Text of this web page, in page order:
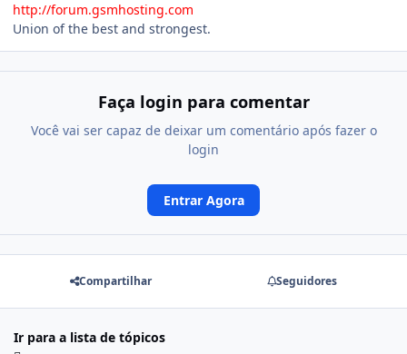
http://forum.gsmhosting.com
Union of the best and strongest.
Faça login para comentar
Você vai ser capaz de deixar um comentário após fazer o
login
Entrar Agora
Compartilhar Seguidores
Ir para a lista de tópicos